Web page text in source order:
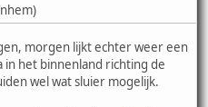
morgen lijkt echter weer een
het binnenland richting de
wel wat sluier mogelijk.